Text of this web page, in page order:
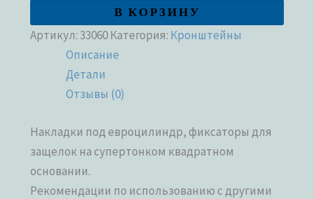
В КОРЗИНУ
Артикул:33060Категория: Кронштейны
Описание
Детали
Отзывы (0)
Накладки под евроцилиндр, фиксаторы для
защелок на супертонком квадратном
основании.
Рекомендации по использованию с другими